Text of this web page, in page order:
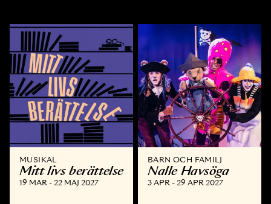
MUSIKAL
Mitt livs berättelse
19 MAR - 22 MAJ 2027
BARN OCH FAMILJ
Nalle Havsöga
3 APR - 29 APR 2027